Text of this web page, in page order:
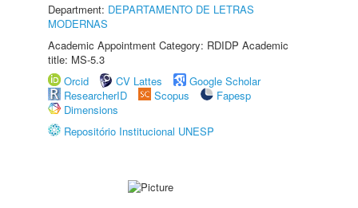
Department: DEPARTAMENTO DE LETRAS
MODERNAS
Academic Appointment Category: RDIDP Academic
title: MS-5.3
Orcid
CV Lattes
Google Scholar
ResearcherID
Scopus
Fapesp
Dimensions
Repositório Institucional UNESP